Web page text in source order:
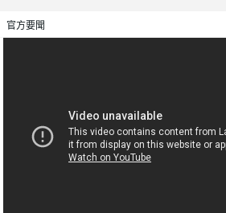
官方要聞